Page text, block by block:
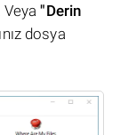
Veya"Derin
dosya